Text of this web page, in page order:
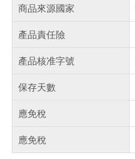
商品來源國家
產品責任險
產品核准字號
保存天數
應免稅
應免稅